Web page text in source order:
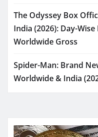
The Odyssey Box
India (2026): Day-
Worldwide Gross
Spider-Man: Brand
Worldwide & India